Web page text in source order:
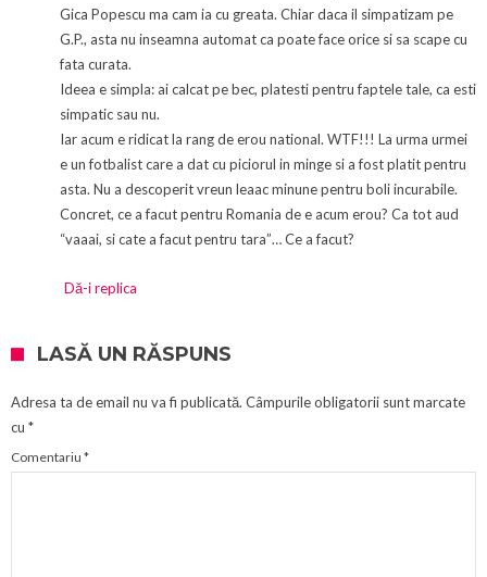
Gica Popescu ma cam ia cu greata. Chiar daca il simpatizam pe
G.P., asta nu inseamna automat ca poate face orice si sa scape cu
fata curata.
Ideea e simpla: ai calcat pe bec, platesti pentru faptele tale, ca esti
simpatic sau nu.
Iar acum e ridicat la rang de erou national. WTF!!! La urma urmei
e un fotbalist care a dat cu piciorul in minge si a fost platit pentru
asta. Nu a descoperit vreun leaac minune pentru boli incurabile.
Concret, ce a facut pentru Romania de e acum erou? Ca tot aud
“vaaai, si cate a facut pentru tara”… Ce a facut?
Dă-i replica
LASĂ UN RĂSPUNS
Adresa ta de email nu va fi publicată. Câmpurile obligatorii sunt marcate
cu *
Comentariu *